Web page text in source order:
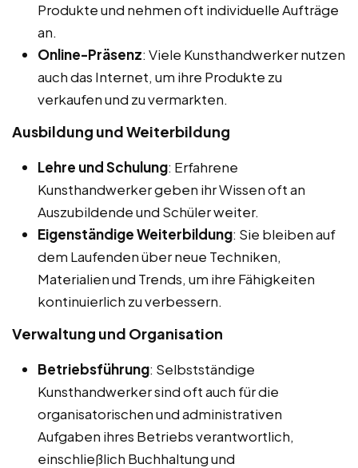
Produkte und nehmen oft individuelle Aufträge
an.
Online-Präsenz: Viele Kunsthandwerker nutzen
auch das Internet, um ihre Produkte zu
verkaufen und zu vermarkten.
Ausbildung und Weiterbildung
Lehre und Schulung: Erfahrene
Kunsthandwerker geben ihr Wissen oft an
Auszubildende und Schüler weiter.
Eigenständige Weiterbildung: Sie bleiben auf
dem Laufenden über neue Techniken,
Materialien und Trends, um ihre Fähigkeiten
kontinuierlich zu verbessern.
Verwaltung und Organisation
Betriebsführung: Selbstständige
Kunsthandwerker sind oft auch für die
organisatorischen und administrativen
Aufgaben ihres Betriebs verantwortlich,
einschließlich Buchhaltung und